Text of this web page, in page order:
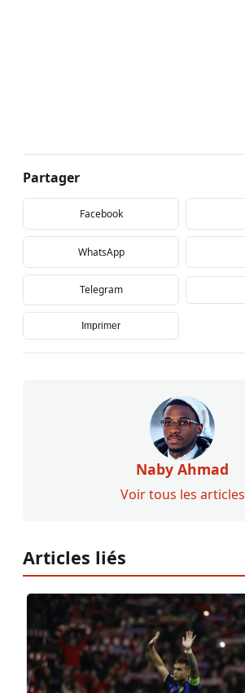
Partager
Facebook
WhatsApp
Telegram
Imprimer
Naby Ahmad
Voir tous les articles
Articles liés